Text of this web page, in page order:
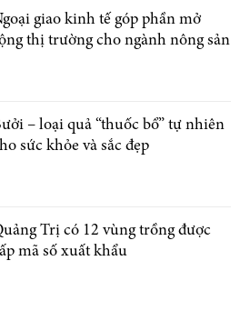
giao kinh tế góp phần mở
thị trường cho ngành nông sản
– loại quả “thuốc bổ” tự nhiên
sức khỏe và sắc đẹp
Trị có 12 vùng trồng được
mã số xuất khẩu